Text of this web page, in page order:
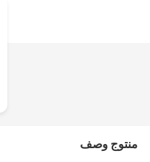
منتوج وصف